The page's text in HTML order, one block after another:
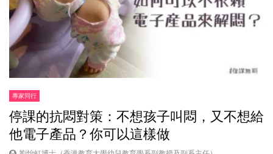
專家同行
停課的抗悶對策：不想孩子叫悶，又不想給
他電子產品？你可以這樣做